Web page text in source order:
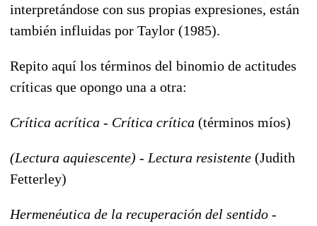
interpretándose con sus propias expresiones, están
también influidas por Taylor (1985).
Repito aquí los términos del binomio de actitudes
críticas que opongo una a otra:
Crítica acrítica - Crítica crítica (términos míos)
(Lectura aquiescente) - Lectura resistente (Judith
Fetterley)
Hermenéutica de la recuperación del sentido -